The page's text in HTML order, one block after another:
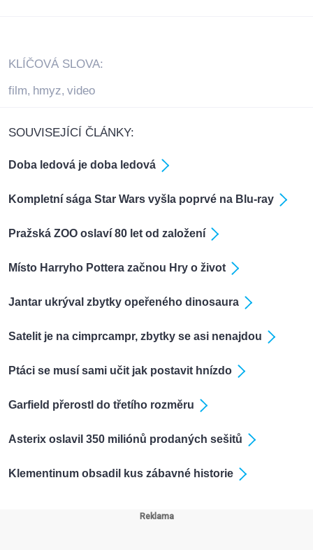
KLÍČOVÁ SLOVA:
film, hmyz, video
SOUVISEJÍCÍ ČLÁNKY:
Doba ledová je doba ledová
Kompletní sága Star Wars vyšla poprvé na Blu-ray
Pražská ZOO oslaví 80 let od založení
Místo Harryho Pottera začnou Hry o život
Jantar ukrýval zbytky opeřeného dinosaura
Satelit je na cimprcampr, zbytky se asi nenajdou
Ptáci se musí sami učit jak postavit hnízdo
Garfield přerostl do třetího rozměru
Asterix oslavil 350 miliónů prodaných sešitů
Klementinum obsadil kus zábavné historie